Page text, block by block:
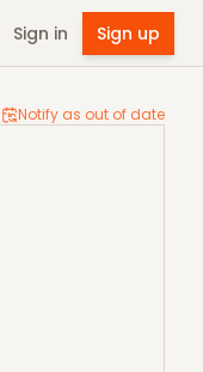
Sign in Sign up
Notify as out of date